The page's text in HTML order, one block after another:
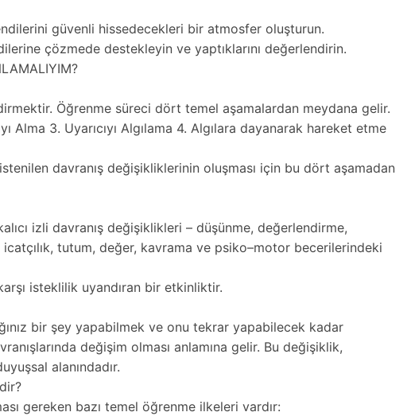
güvenli hissedecekleri bir atmosfer oluşturun.
çözmede destekleyin ve yaptıklarını değerlendirin.
Öğrenme süreci dört temel aşamalardan meydana gelir.
Alma 3. Uyarıcıyı Algılama 4. Algılara dayanarak hareket etme
davranış değişikliklerinin oluşması için bu dört aşamadan
izli davranış değişiklikleri – düşünme, değerlendirme,
tutum, değer, kavrama ve psiko–motor becerilerindeki
isteklilik uyandıran bir etkinliktir.
bir şey yapabilmek ve onu tekrar yapabilecek kadar
değişim olması anlamına gelir. Bu değişiklik,
alanındadır.
gereken bazı temel öğrenme ilkeleri vardır: